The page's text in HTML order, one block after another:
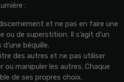
:
et ne pas en faire une
ou de superstition. Il s’agit d’un
béquille.
des autres et ne pas utiliser
ou manipuler les autres. Chaque
de ses propres choix.